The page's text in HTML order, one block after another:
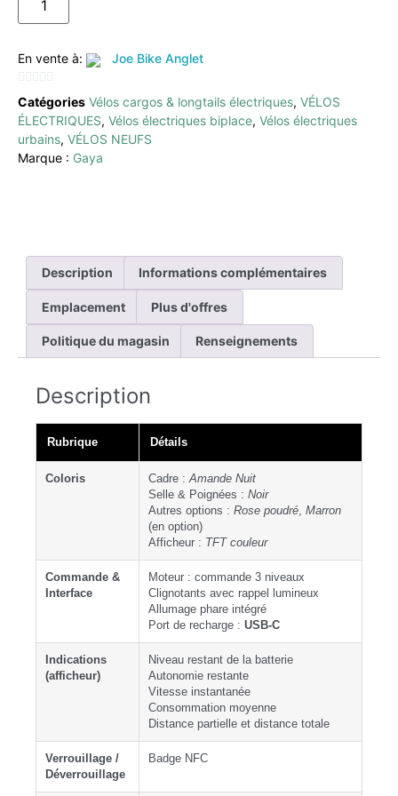
En vente à: Joe Bike Anglet
0
sur
5
Catégories Vélos cargos & longtails électriques, VÉLOS
ÉLECTRIQUES, Vélos électriques biplace, Vélos électriques
urbains, VÉLOS NEUFS
Marque : Gaya
Description Informations complémentaires
Emplacement Plus d'offres
Politique du magasin Renseignements
Description
Rubrique Détails
Coloris Cadre :Amande Nuit
Selle & Poignées : Noir
Autres options : Rose poudré, Marron
(en option)
Afficheur : TFT couleur
Commande &
Interface
Moteur : commande 3 niveaux
Clignotants avec rappel lumineux
Allumage phare intégré
Port de recharge : USB-C
Indications
(afficheur)
Niveau restant de la batterie
Autonomie restante
Vitesse instantanée
Consommation moyenne
Distance partielle et distance totale
Verrouillage /
Déverrouillage
Badge NFC